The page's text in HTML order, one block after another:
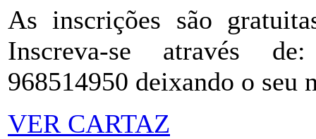
As inscrições são
Inscreva-se através
968514950 deixando o seu
VER CARTAZ